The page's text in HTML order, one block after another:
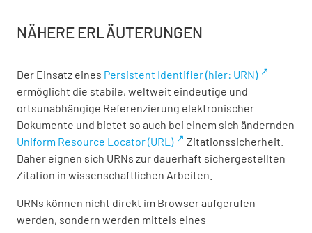
NÄHERE ERLÄUTERUNGEN
Der Einsatz eines Persistent Identifier (hier: URN)
ermöglicht die stabile, weltweit eindeutige und
ortsunabhängige Referenzierung elektronischer
Dokumente und bietet so auch bei einem sich ändernden
Uniform Resource Locator (URL)
Zitationssicherheit.
Daher eignen sich URNs zur dauerhaft sichergestellten
Zitation in wissenschaftlichen Arbeiten.
URNs können nicht direkt im Browser aufgerufen
werden, sondern werden mittels eines